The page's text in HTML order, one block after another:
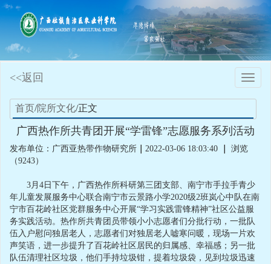
Toggle
<<返回
首页/院所文化/正文
广西热作所共青团开展“学雷锋”志愿服务系列活动
发布单位：广西亚热带作物研究所 2022-03-06 18:03:40
浏览
（9243）
3月4日下午，广西热作所科研第三团支部、南宁市手拉手青少
年儿童发展服务中心联合南宁市云景路小学2020级2班岚心中队在南
宁市百花岭社区党群服务中心开展“学习实践雷锋精神”社区公益服
务实践活动。热作所共青团员带领小小志愿者们分批行动，一批队
伍入户慰问独居老人，志愿者们对独居老人嘘寒问暖，现场一片欢
声笑语，进一步提升了百花岭社区居民的归属感、幸福感；另一批
队伍清理社区垃圾，他们手持垃圾钳，提着垃圾袋，见到垃圾迅速